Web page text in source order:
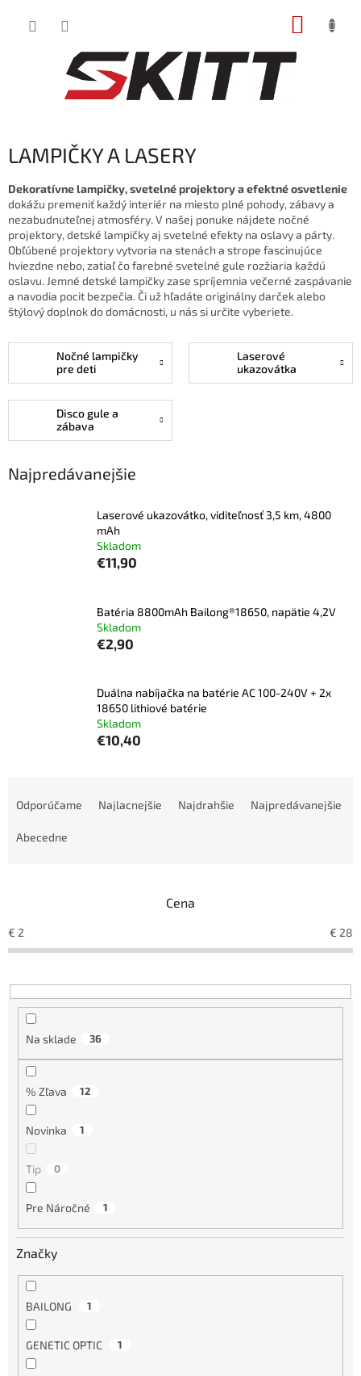
LAMPIČKY A LASERY
Dekoratívne lampičky, svetelné projektory a efektné osvetlenie
dokážu premeniť každý interiér na miesto plné pohody, zábavy a
nezabudnuteľnej atmosféry. V našej ponuke nájdete nočné
projektory, detské lampičky aj svetelné efekty na oslavy a párty.
Obľúbené projektory vytvoria na stenách a strope fascinujúce
hviezdne nebo, zatiaľ čo farebné svetelné gule rozžiaria každú
oslavu. Jemné detské lampičky zase spríjemnia večerné zaspávanie
a navodia pocit bezpečia. Či už hľadáte originálny darček alebo
štýlový doplnok do domácnosti, u nás si určite vyberiete.
Nočné lampičky
pre deti
Laserové
ukazovátka
Disco gule a
zábava
Najpredávanejšie
Laserové ukazovátko, viditeľnosť 3,5 km, 4800
mAh
Skladom
€11,90
Batéria 8800mAh Bailong®18650, napätie 4,2V
Skladom
€2,90
Duálna nabíjačka na batérie AC 100-240V + 2x
18650 lithiové batérie
Skladom
€10,40
r
o
u
k
Odporúčame Najlacnejšie Najdrahšie Najpredávanejšie
Abecedne
Cena
€ 2 € 28
Na sklade 36
% Zľava 12
Novinka 1
Tip 0
Pre Náročné 1
Značky
BAILONG 1
GENETIC OPTIC 1